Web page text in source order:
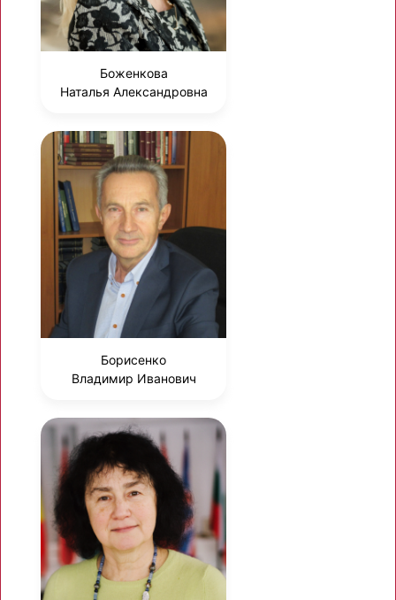
Боженкова
Наталья Александровна
Борисенко
Владимир Иванович